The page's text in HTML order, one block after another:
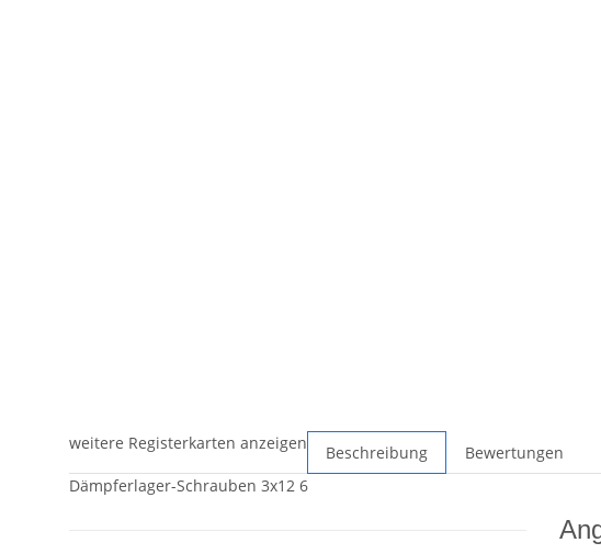
weitere Registerkarten anzeigen Beschreibung
Bewertungen
Dämpferlager-Schrauben 3x12 6